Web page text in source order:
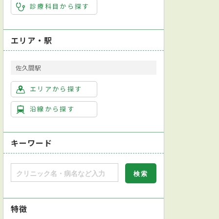
診療科目から探す
エリア・駅
佐久間駅
エリアから探す
沿線から探す
キーワード
特徴